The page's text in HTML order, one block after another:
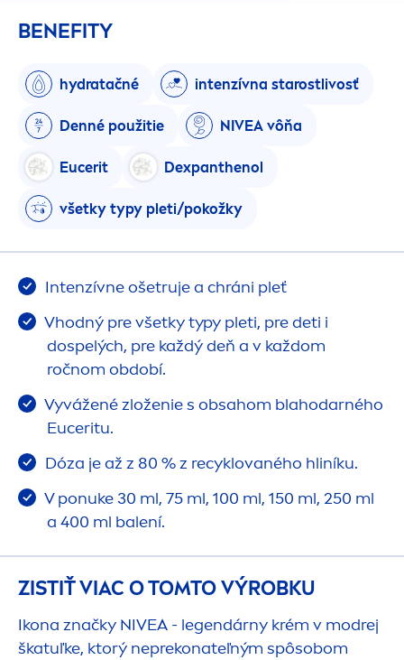
BENEFITY
hydratačné intenzívna starostlivosť
Denné použitie NIVEA vôňa
Eucerit Dexpanthenol
všetky typy pleti/pokožky
Intenzívne ošetruje a chráni pleť
Vhodný pre všetky typy pleti, pre deti i
dospelých, pre každý deň a v každom
ročnom období.
Vyvážené zloženie s obsahom blahodarného
Euceritu.
Dóza je až z 80 % z recyklovaného hliníku.
V ponuke 30 ml, 75 ml, 100 ml, 150 ml, 250 ml
a 400 ml balení.
ZISTIŤ VIAC O TOMTO VÝROBKU
Ikona značky NIVEA - legendárny krém v modrej
škatuľke, ktorý neprekonateľným spôsobom